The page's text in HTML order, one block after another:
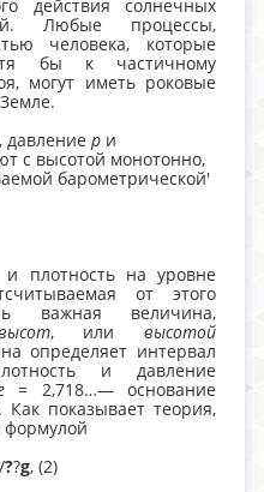
действия солнечных
Любые процессы,
человека, которые
бы к частичному
могут иметь роковые
давление р и
с высотой монотонно,
барометрической'
плотность на уровне
от этого
величина,
, или высотой
определяет интервал
и давление
= 2,718…— основание
Как показывает теория,
формулой
/??g, (2)